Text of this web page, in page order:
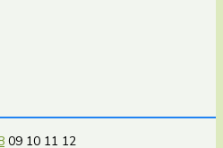
09 10 11 12